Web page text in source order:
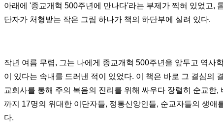
아래에 '종교개혁 500주년에 만나다'라는 부제가 찍혀 있었고,
단자가 처형받는 작은 그림 하나가 책의 하단부에 실려 있다.
작년 여름 무렵, 그는 나에게 종교개혁 500주년을 앞두고 역사
이 있다는 속내를 드러낸 적이 있었다. 이 책은 바로 그 결심의
교회사를 통해 주의 복음의 진리를 위해 싸우다 장렬히 순교한,
까지 17명의 위대한 이단자들, 정통신앙인들, 순교자들의 생애
다.